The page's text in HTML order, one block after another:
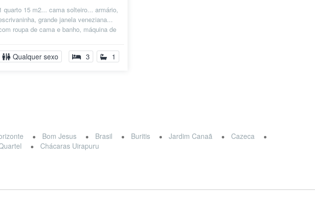
quarto 15 m2... cama solteiro... armário,
grande janela veneziana...
roupa de cama e banho, máquina de
Qualquer sexo 3 1
Bom Jesus Brasil Buritis Jardim Canaã
Cazeca
Chácaras Uirapuru